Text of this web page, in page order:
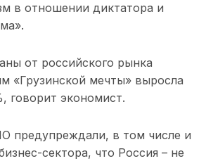
в отношении диктатора и
от российского рынка
«Грузинской мечты» выросла
говорит экономист.
предупреждали, в том числе и
сектора, что Россия – не